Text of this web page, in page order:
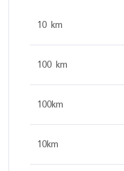
10 km
100 km
100km
10km